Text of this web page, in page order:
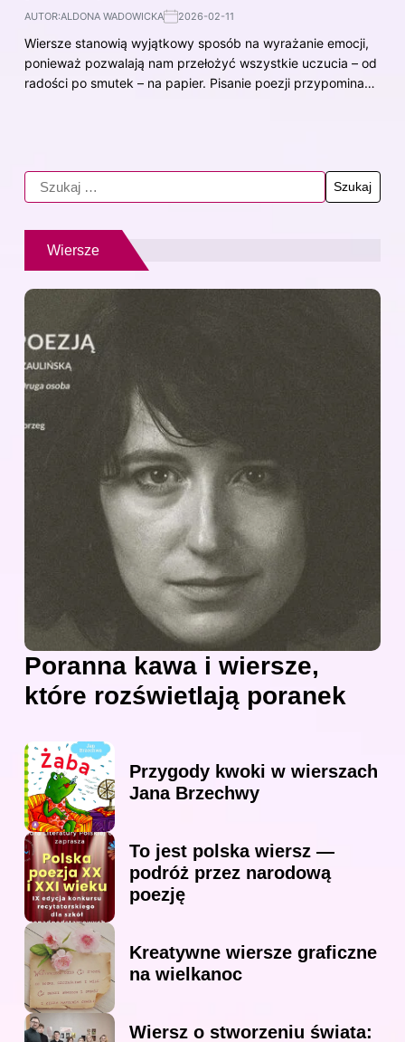
AUTOR:ALDONA WADOWICKA 2026-02-11
Wiersze stanowią wyjątkowy sposób na wyrażanie emocji,
ponieważ pozwalają nam przełożyć wszystkie uczucia – od
radości po smutek – na papier. Pisanie poezji przypomina…
Wiersze
Poranna kawa i wiersze,
które rozświetlają poranek
Przygody kwoki w wierszach
Jana Brzechwy
To jest polska wiersz —
podróż przez narodową
poezję
Kreatywne wiersze graficzne
na wielkanoc
Wiersz o stworzeniu świata: